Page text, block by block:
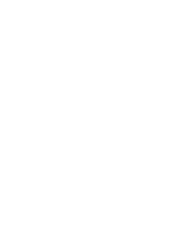
اعلام کرده‌اند
خارجی اجازه ورود
برای بازگشایی